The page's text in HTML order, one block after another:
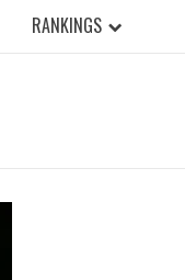
RANKINGS